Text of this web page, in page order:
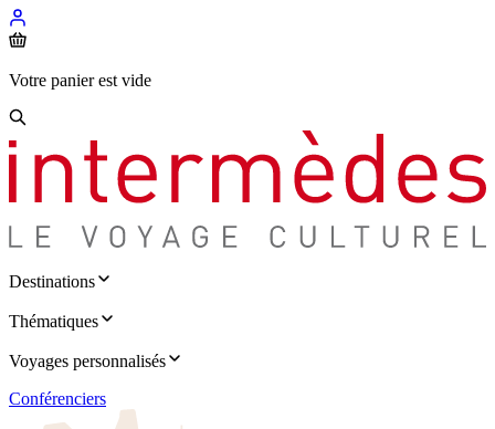
Votre panier est vide
Destinations
Thématiques
Voyages personnalisés
Conférenciers